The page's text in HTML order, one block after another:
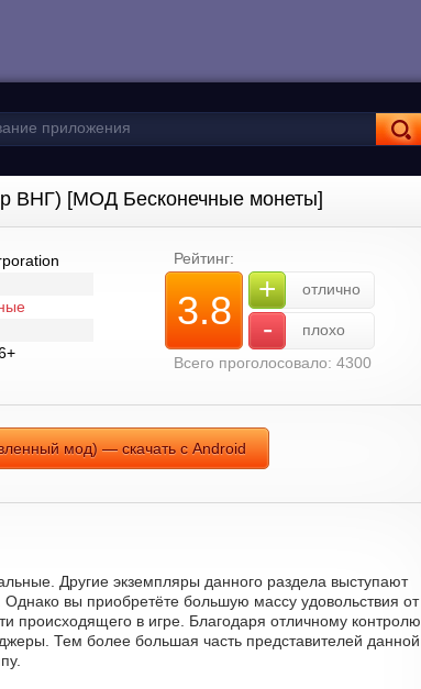
ВНГ) [МОД Бесконечные монеты]
Рейтинг:
3.8 + отлично
-
плохо
Всего проголосовало: 4300
мод) — скачать с Android
Другие экземпляры данного раздела выступают
вы приобретёте большую массу удовольствия от
происходящего в игре. Благодаря отличному контролю,
Тем более большая часть представителей данной